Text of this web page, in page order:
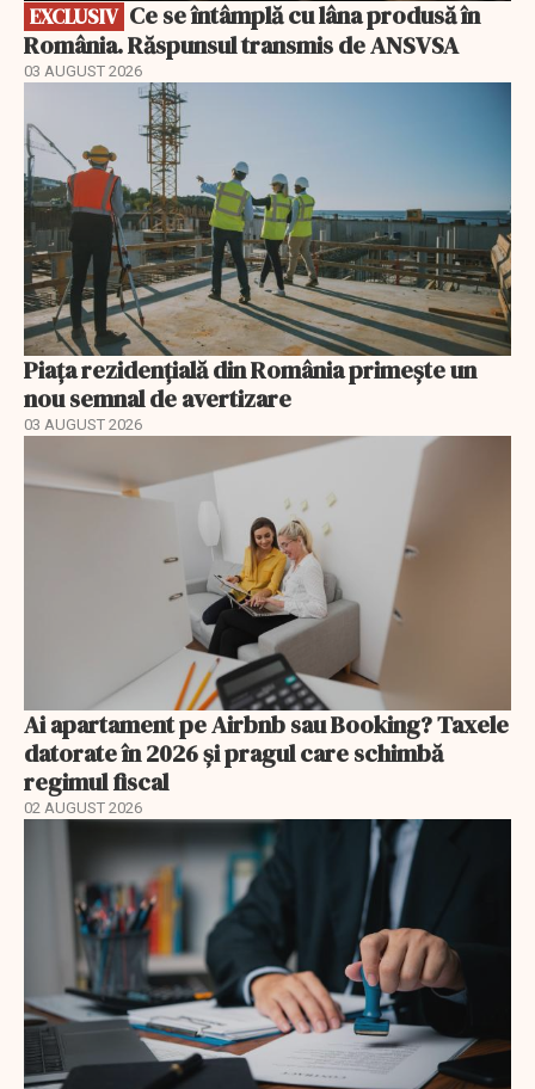
EXCLUSIV
România. Răspunsul transmis de ANSVSA
03 AUGUST 2026
Piața rezidențială din România primește un
nou semnal de avertizare
03 AUGUST 2026
Ai apartament pe Airbnb sau Booking? Taxele
datorate în 2026 și pragul care schimbă
regimul fiscal
02 AUGUST 2026